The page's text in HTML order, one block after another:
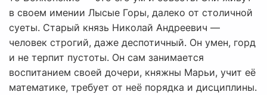
в своем имении Лысые Горы, далеко от столичной
суеты. Старый князь Николай Андреевич —
человек строгий, даже деспотичный. Он умен, горд
и не терпит пустоты. Он сам занимается
воспитанием своей дочери, княжны Марьи, учит её
математике, требует от неё порядка и дисциплины.